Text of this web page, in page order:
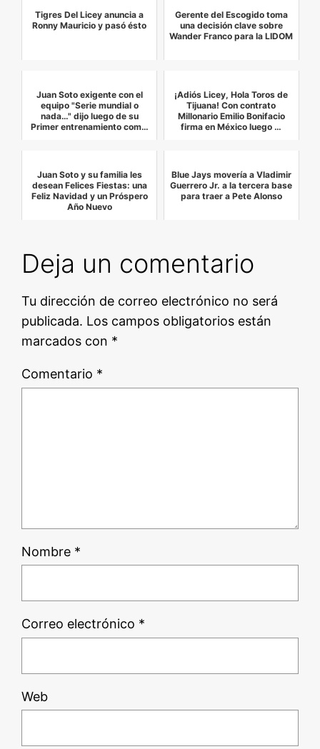
Tigres Del Licey anuncia a
Ronny Mauricio y pasó ésto
Gerente del Escogido toma
una decisión clave sobre
Wander Franco para la LIDOM
Juan Soto exigente con el
equipo "Serie mundial o
nada…" dijo luego de su
Primer entrenamiento com…
¡Adiós Licey, Hola Toros de
Tijuana! Con contrato
Millonario Emilio Bonifacio
firma en México luego …
Juan Soto y su familia les
desean Felices Fiestas: una
Feliz Navidad y un Próspero
Año Nuevo
Blue Jays movería a Vladimir
Guerrero Jr. a la tercera base
para traer a Pete Alonso
Deja un comentario
Tu dirección de correo electrónico no será
publicada. Los campos obligatorios están
marcados con *
Comentario *
Nombre *
Correo electrónico *
Web